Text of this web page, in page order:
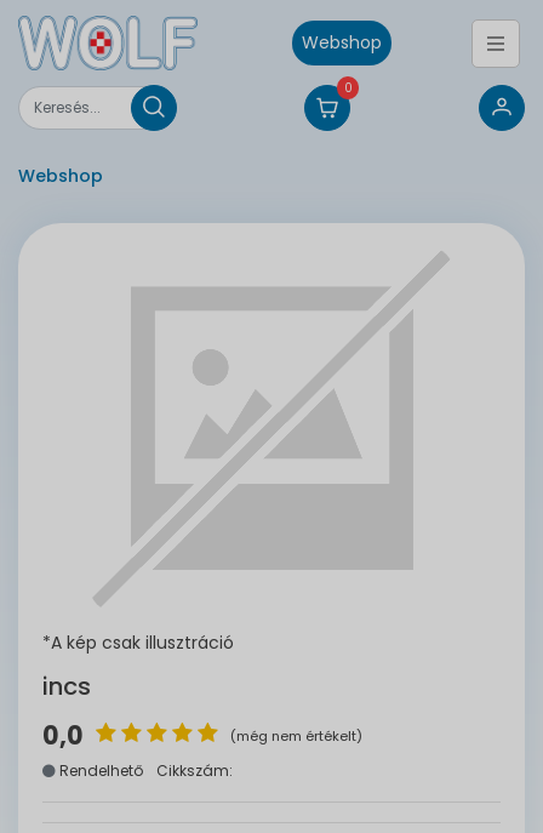
Webshop
0
Webshop
*A kép csak illusztráció
incs
0,0 (még nem értékelt)
Rendelhető Cikkszám: